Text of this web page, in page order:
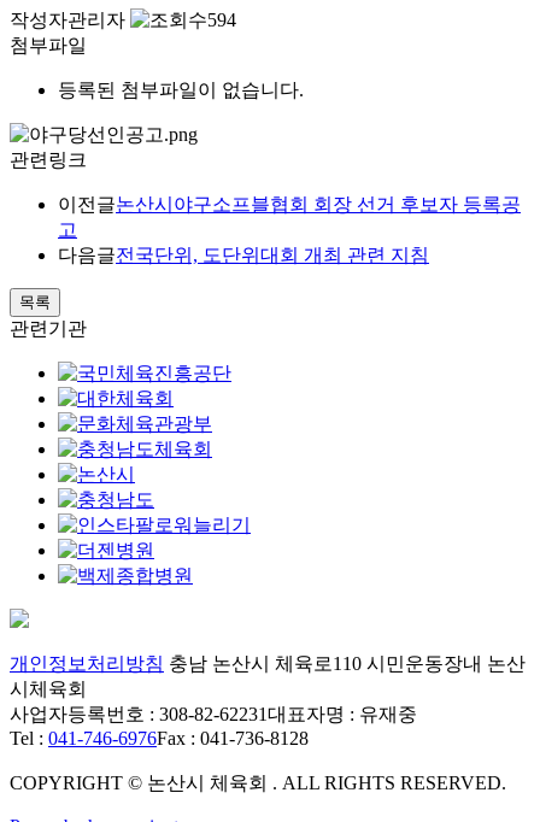
작성자관리자
594
첨부파일
등록된 첨부파일이 없습니다.
관련링크
이전글논산시야구소프블협회 회장 선거 후보자 등록공
고
다음글전국단위, 도단위대회 개최 관련 지침
목록
관련기관
개인정보처리방침 충남 논산시 체육로110 시민운동장내 논산
시체육회
사업자등록번호 : 308-82-62231대표자명 : 유재중
Tel : 041-746-6976Fax : 041-736-8128
COPYRIGHT © 논산시 체육회 . ALL RIGHTS RESERVED.